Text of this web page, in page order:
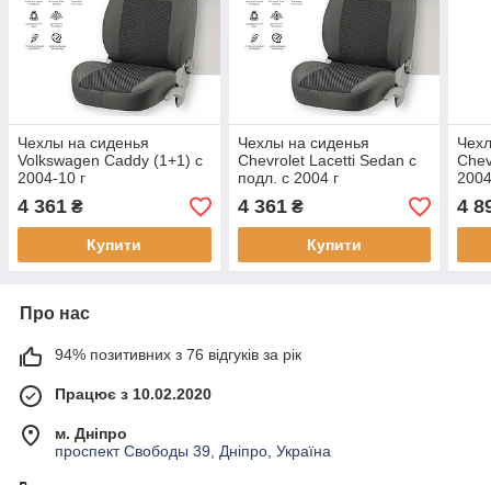
Чехлы на сиденья
Volkswagen Caddy (1+1) с
2004-10 г
4 361 ₴
Купити
Чехлы на сиденья
Chevrolet Lacetti Sedan с
подл. с 2004 г
4 361₴
Купити
4
Про нас
94% позитивних з 76 відгуків за рік
Працює з 10.02.2020
м. Дніпро
проспект Свободы 39, Дніпро, Україна